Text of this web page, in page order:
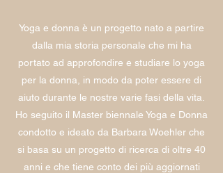
Yoga e donna è un progetto nato a partire
dalla mia storia personale che mi ha
portato ad approfondire e studiare lo yoga
per la donna, in modo da poter essere di
aiuto durante le nostre varie fasi della vita.
Ho seguito il Master biennale Yoga e Donna
condotto e ideato da Barbara Woehler che
si basa su un progetto di ricerca di oltre 40
anni e che tiene conto dei più aggiornati